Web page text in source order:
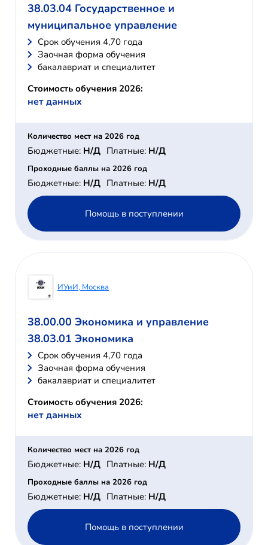
38.03.04 Государственное и
муниципальное управление
Cрок обучения 4,70 года
Заочная форма обучения
бакалавриат и специалитет
Стоимость обучения 2026:
нет данных
Количество мест на 2026 год
Бюджетные: Н/Д Платные: Н/Д
Проходные баллы на 2026 год
Бюджетные: Н/Д Платные: Н/Д
Помощь в поступлении
ИУиИ, Москва
38.00.00 Экономика и управление
38.03.01 Экономика
Cрок обучения 4,70 года
Заочная форма обучения
бакалавриат и специалитет
Стоимость обучения 2026:
нет данных
Количество мест на 2026 год
Бюджетные: Н/Д Платные: Н/Д
Проходные баллы на 2026 год
Бюджетные: Н/Д Платные: Н/Д
Помощь в поступлении